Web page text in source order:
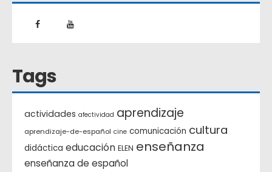
Tags
actividades afectividad aprendizaje
aprendizaje-de-español cine comunicación cultura
didáctica educación ELEN enseñanza
enseñanza de español